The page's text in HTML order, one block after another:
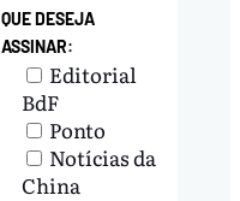
QUE DESEJA
ASSINAR:
Editorial
BdF
Ponto
Notícias da
China